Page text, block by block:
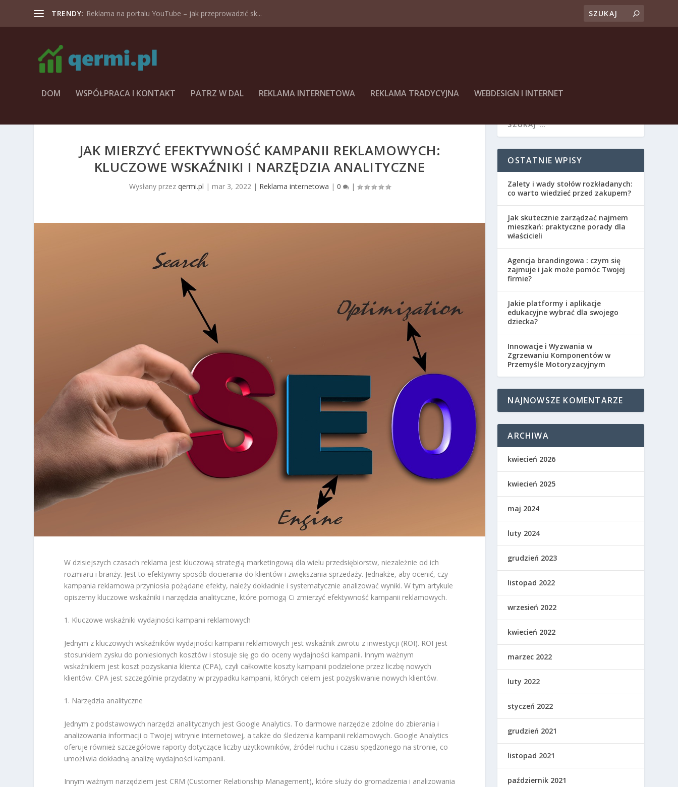
TRENDY: Reklama na portalu YouTube – jak przeprowadzić sk...
DOM WSPÓŁPRACA I KONTAKT PATRZ W DAL REKLAMA INTERNETOWA REKLAMA TRADYCYJNA WEBDESIGN I INTERNET
JAK MIERZYĆ EFEKTYWNOŚĆ KAMPANII REKLAMOWYCH:
KLUCZOWE WSKAŹNIKI I NARZĘDZIA ANALITYCZNE
Wysłany przez qermi.pl | mar 3, 2022| Reklama internetowa | 0 |
W dzisiejszych czasach reklama jest kluczową strategią marketingową dla wielu przedsiębiorstw, niezależnie od ich
rozmiaru i branży. Jest to efektywny sposób docierania do klientów i zwiększania sprzedaży. Jednakże, aby ocenić, czy
kampania reklamowa przyniosła pożądane efekty, należy dokładnie i systematycznie analizować wyniki. W tym artykule
opiszemy kluczowe wskaźniki i narzędzia analityczne, które pomogą Ci zmierzyć efektywność kampanii reklamowych.
1. Kluczowe wskaźniki wydajności kampanii reklamowych
Jednym z kluczowych wskaźników wydajności kampanii reklamowych jest wskaźnik zwrotu z inwestycji (ROI). ROI jest
stosunkiem zysku do poniesionych kosztów i stosuje się go do oceny wydajności kampanii. Innym ważnym
wskaźnikiem jest koszt pozyskania klienta (CPA), czyli całkowite koszty kampanii podzielone przez liczbę nowych
klientów. CPA jest szczególnie przydatny w przypadku kampanii, których celem jest pozyskiwanie nowych klientów.
1. Narzędzia analityczne
Jednym z podstawowych narzędzi analitycznych jest Google Analytics. To darmowe narzędzie zdolne do zbierania i
analizowania informacji o Twojej witrynie internetowej, a także do śledzenia kampanii reklamowych. Google Analytics
oferuje również szczegółowe raporty dotyczące liczby użytkowników, źródeł ruchu i czasu spędzonego na stronie, co
umożliwia dokładną analizę wydajności kampanii.
Innym ważnym narzędziem jest CRM (Customer Relationship Management), które służy do gromadzenia i analizowania
OSTATNIE WPISY
Zalety i wady stołów rozkładanych:
co warto wiedzieć przed zakupem?
Jak skutecznie zarządzać najmem
mieszkań: praktyczne porady dla
właścicieli
Agencja brandingowa : czym się
zajmuje i jak może pomóc Twojej
firmie?
Jakie platformy i aplikacje
edukacyjne wybrać dla swojego
dziecka?
Innowacje i Wyzwania w
Zgrzewaniu Komponentów w
Przemyśle Motoryzacyjnym
NAJNOWSZE KOMENTARZE
ARCHIWA
kwiecień 2026
kwiecień 2025
maj 2024
luty 2024
grudzień 2023
listopad 2022
wrzesień 2022
kwiecień 2022
marzec 2022
luty 2022
styczeń 2022
grudzień 2021
listopad 2021
październik 2021